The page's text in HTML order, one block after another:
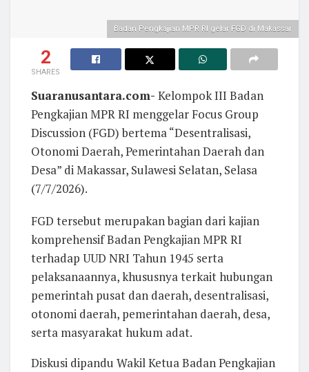
Badan Pengkajian MPR RI gelar FGD di Makassar
2
SHARES
Suaranusantara.com- Kelompok III Badan
Pengkajian MPR RI menggelar Focus Group
Discussion (FGD) bertema “Desentralisasi,
Otonomi Daerah, Pemerintahan Daerah dan
Desa” di Makassar, Sulawesi Selatan, Selasa
(7/7/2026).
FGD tersebut merupakan bagian dari kajian
komprehensif Badan Pengkajian MPR RI
terhadap UUD NRI Tahun 1945 serta
pelaksanaannya, khususnya terkait hubungan
pemerintah pusat dan daerah, desentralisasi,
otonomi daerah, pemerintahan daerah, desa,
serta masyarakat hukum adat.
Diskusi dipandu Wakil Ketua Badan Pengkajian